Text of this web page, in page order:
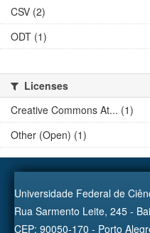
CSV (2)
ODT (1)
Licenses
Creative Commons At... (1)
Other (Open) (1)
Universidade Federal de
Rua Sarmento Leite, 245 -
CEP: 90050-170 - Porto